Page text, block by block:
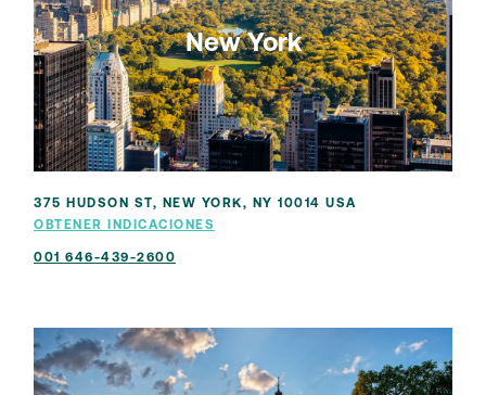
New York
375 HUDSON ST, NEW YORK, NY 10014 USA
OBTENER INDICACIONES
001 646-439-2600